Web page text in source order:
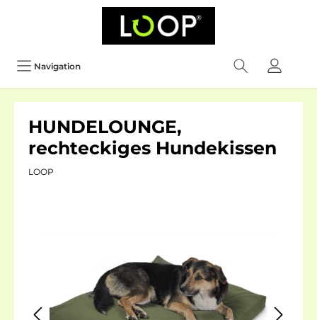
Navigation
HUNDELOUNGE,
rechteckiges Hundekissen
LOOP